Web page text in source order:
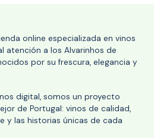
online especializada en vinos
atención a los Alvarinhos de
por su frescura, elegancia y
digital, somos un proyecto
de Portugal: vinos de calidad,
y las historias únicas de cada